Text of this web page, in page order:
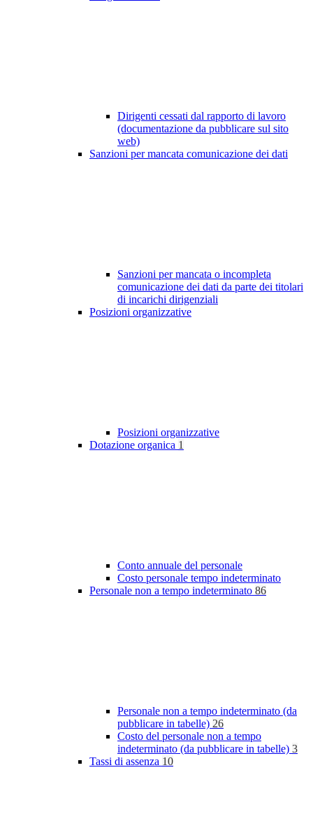
Dirigenti cessati dal rapporto di lavoro
(documentazione da pubblicare sul sito
web)
Sanzioni per mancata comunicazione dei dati
Sanzioni per mancata o incompleta
comunicazione dei dati da parte dei titolari
di incarichi dirigenziali
Posizioni organizzative
Posizioni organizzative
Dotazione organica 1
Conto annuale del personale
Costo personale tempo indeterminato
Personale non a tempo indeterminato 86
Personale non a tempo indeterminato (da
pubblicare in tabelle) 26
Costo del personale non a tempo
indeterminato (da pubblicare in tabelle) 3
Tassi di assenza 10